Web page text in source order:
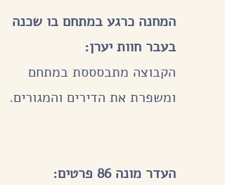
המחנה כרגע במתחם בו שכנה
בעבר חוות יערן:
הקבוצה מתבסססת במתחם
ומשפרת את הדירים והמגורים.
העדר מונה 86 פרטים: